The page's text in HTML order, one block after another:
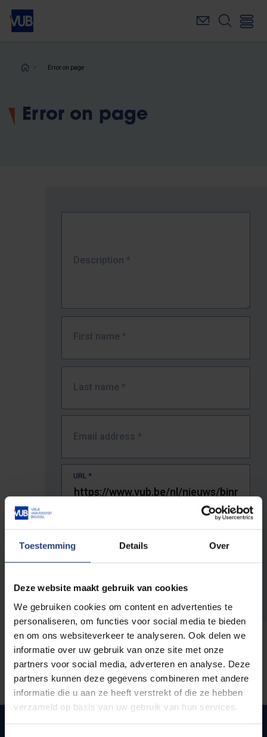
Toestemming Details Over
Deze website maakt gebruik van cookies
We gebruiken cookies om content en advertenties te
personaliseren, om functies voor social media te bieden
en om ons websiteverkeer te analyseren. Ook delen we
informatie over uw gebruik van onze site met onze
partners voor social media, adverteren en analyse. Deze
partners kunnen deze gegevens combineren met andere
informatie die u aan ze heeft verstrekt of die ze hebben
verzameld op basis van uw gebruik van hun services.
Skip
main
Breadcrumb
Error on page
Error on page
Description *
First name *
Last name *
Email address *
URL *
The full URL of the page where you encountered the error.